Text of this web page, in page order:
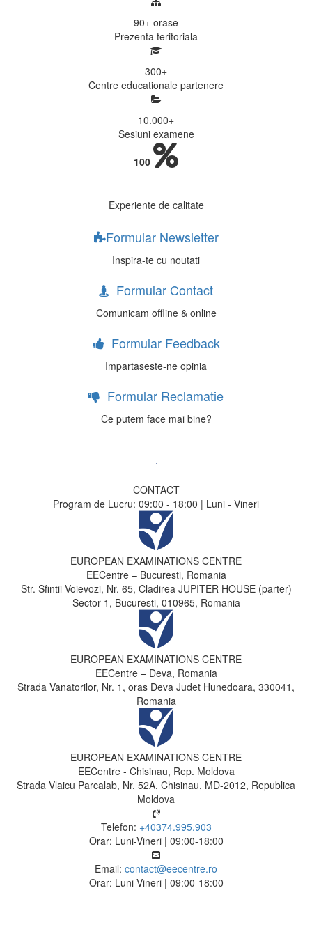
90+ orase
Prezenta teritoriala
300+
Centre educationale partenere
10.000+
Sesiuni examene
100
Experiente de calitate
Formular Newsletter
Inspira-te cu noutati
Formular Contact
Comunicam offline & online
Formular Feedback
Impartaseste-ne opinia
Formular Reclamatie
Ce putem face mai bine?
CONTACT
Program de Lucru: 09:00 - 18:00 | Luni - Vineri
EUROPEAN EXAMINATIONS CENTRE
EECentre – Bucuresti, Romania
Str. Sfintii Voievozi, Nr. 65, Cladirea JUPITER HOUSE (parter)
Sector 1, Bucuresti, 010965, Romania
EUROPEAN EXAMINATIONS CENTRE
EECentre – Deva, Romania
Strada Vanatorilor, Nr. 1, oras Deva Judet Hunedoara, 330041,
Romania
EUROPEAN EXAMINATIONS CENTRE
EECentre - Chisinau, Rep. Moldova
Strada Vlaicu Parcalab, Nr. 52A, Chisinau, MD-2012, Republica
Moldova
Telefon: +40374.995.903
Orar: Luni-Vineri | 09:00-18:00
Email: contact@eecentre.ro
Orar: Luni-Vineri | 09:00-18:00